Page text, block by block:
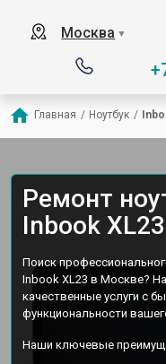
Москва ▼
Главная / Ноутбук /
Ремонт
Inbook
Поиск
Inbook XL23 в Москве?
качественные услуги с
функциональности
Наши ключевые